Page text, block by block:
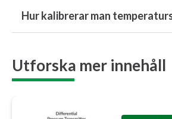
Hur kalibrerar man
Utforska mer innehåll